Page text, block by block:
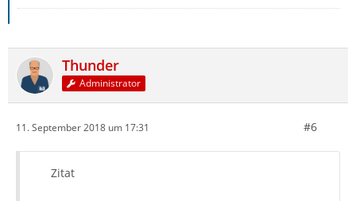
Thunder
Administrator
11. September 2018 um 17:31 #6
Zitat